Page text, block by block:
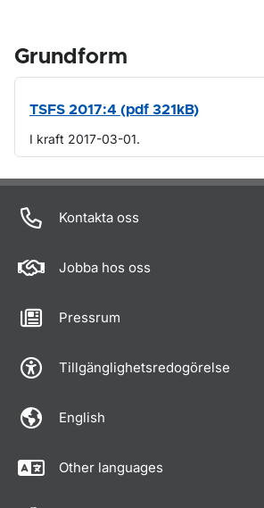
Grundform
TSFS 2017:4 (pdf 321kB)
I kraft 2017-03-01.
Om sidan
Kontakta oss
Jobba hos oss
Pressrum
Tillgänglighetsredogörelse
English
Other languages